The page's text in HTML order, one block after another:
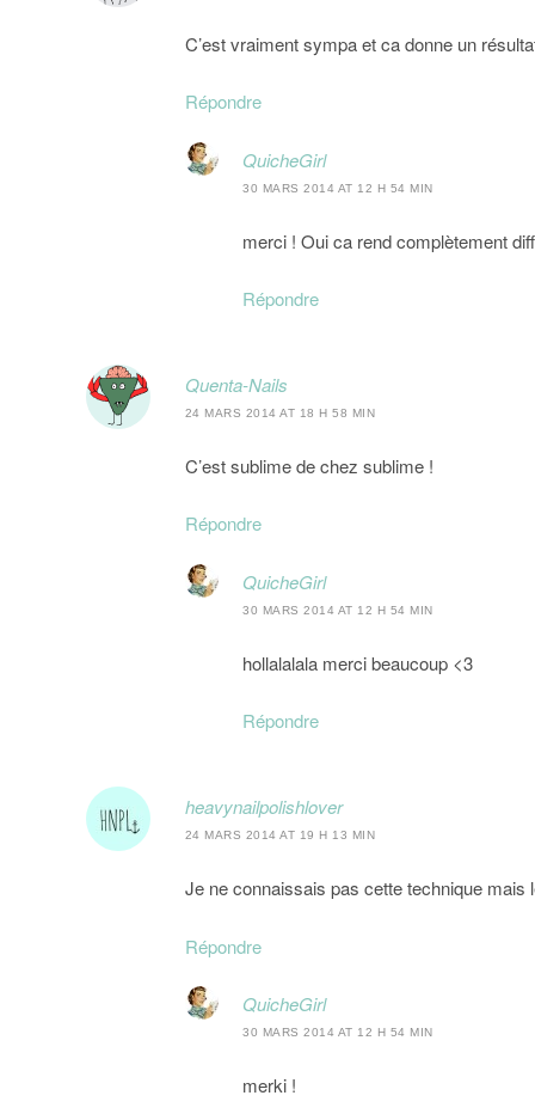
C’est vraiment sympa et ca donne un
Répondre
QuicheGirl
30 MARS 2014 AT 12 H 54 MIN
merci ! Oui ca rend complètement
Répondre
Quenta-Nails
24 MARS 2014 AT 18 H 58 MIN
C’est sublime de chez sublime !
Répondre
QuicheGirl
30 MARS 2014 AT 12 H 54 MIN
hollalalala merci beaucoup <3
Répondre
heavynailpolishlover
24 MARS 2014 AT 19 H 13 MIN
Je ne connaissais pas cette technique mais
Répondre
QuicheGirl
30 MARS 2014 AT 12 H 54 MIN
merki !